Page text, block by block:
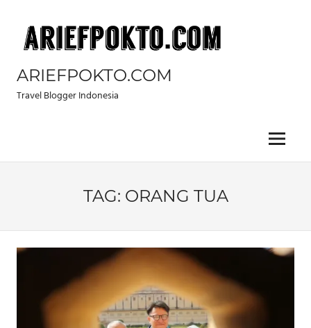
content
ARIEFPOKTO.COM
Travel Blogger Indonesia
Menu
TAG: ORANG TUA